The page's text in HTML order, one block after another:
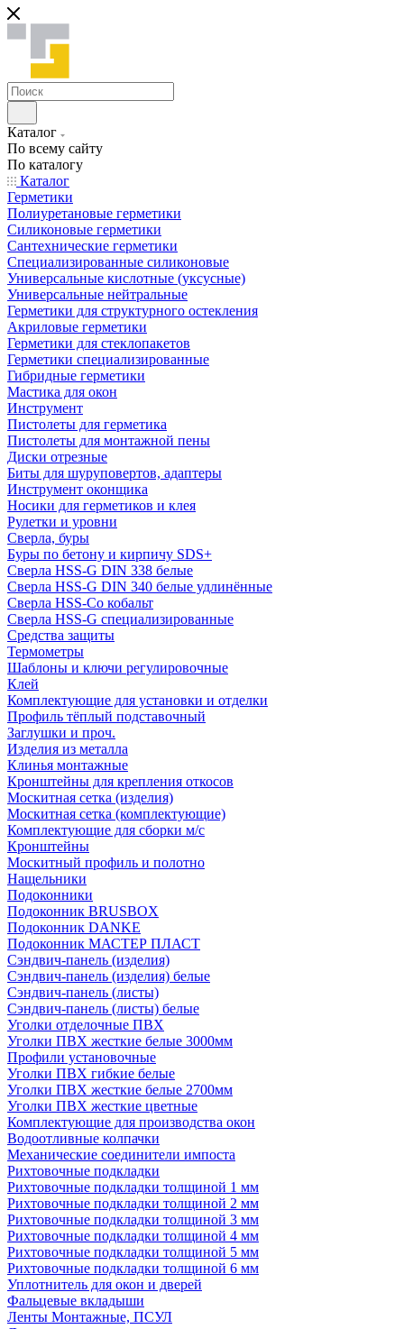
Каталог
По всему сайту
По каталогу
Каталог
Герметики
Полиуретановые герметики
Силиконовые герметики
Сантехнические герметики
Специализированные силиконовые
Универсальные кислотные (уксусные)
Универсальные нейтральные
Герметики для структурного остекления
Акриловые герметики
Герметики для стеклопакетов
Герметики специализированные
Гибридные герметики
Мастика для окон
Инструмент
Пистолеты для герметика
Пистолеты для монтажной пены
Диски отрезные
Биты для шуруповертов, адаптеры
Инструмент оконщика
Носики для герметиков и клея
Рулетки и уровни
Сверла, буры
Буры по бетону и кирпичу SDS+
Сверла HSS-G DIN 338 белые
Сверла HSS-G DIN 340 белые удлинённые
Сверла HSS-Co кобальт
Сверла HSS-G специализированные
Средства защиты
Термометры
Шаблоны и ключи регулировочные
Клей
Комплектующие для установки и отделки
Профиль тёплый подставочный
Заглушки и проч.
Изделия из металла
Клинья монтажные
Кронштейны для крепления откосов
Москитная сетка (изделия)
Москитная сетка (комплектующие)
Комплектующие для сборки м/с
Кронштейны
Москитный профиль и полотно
Нащельники
Подоконники
Подоконник BRUSBOX
Подоконник DANKE
Подоконник МАСТЕР ПЛАСТ
Сэндвич-панель (изделия)
Сэндвич-панель (изделия) белые
Сэндвич-панель (листы)
Сэндвич-панель (листы) белые
Уголки отделочные ПВХ
Уголки ПВХ жесткие белые 3000мм
Профили установочные
Уголки ПВХ гибкие белые
Уголки ПВХ жесткие белые 2700мм
Уголки ПВХ жесткие цветные
Комплектующие для производства окон
Водоотливные колпачки
Механические соединители импоста
Рихтовочные подкладки
Рихтовочные подкладки толщиной 1 мм
Рихтовочные подкладки толщиной 2 мм
Рихтовочные подкладки толщиной 3 мм
Рихтовочные подкладки толщиной 4 мм
Рихтовочные подкладки толщиной 5 мм
Рихтовочные подкладки толщиной 6 мм
Уплотнитель для окон и дверей
Фальцевые вкладыши
Ленты Монтажные, ПСУЛ